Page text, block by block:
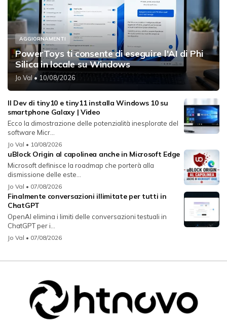
AGGIORNAMENTI
PowerToys ti consente di eseguire l'AI di Phi
Silica in locale su Windows
Jo Val• 10/08/2026
Il Dev di tiny10 e tiny11 installa Windows 10 su
smartphone Galaxy | Video
Ecco la dimostrazione delle potenzialità inesplorate del
software Micr...
Jo Val • 10/08/2026
uBlock Origin al capolinea anche in Microsoft Edge
Microsoft definisce la roadmap che porterà alla
dismissione delle este...
Jo Val • 07/08/2026
Finalmente conversazioni illimitate per tutti in
ChatGPT
OpenAI elimina i limiti delle conversazioni testuali in
ChatGPT per i...
Jo Val • 07/08/2026